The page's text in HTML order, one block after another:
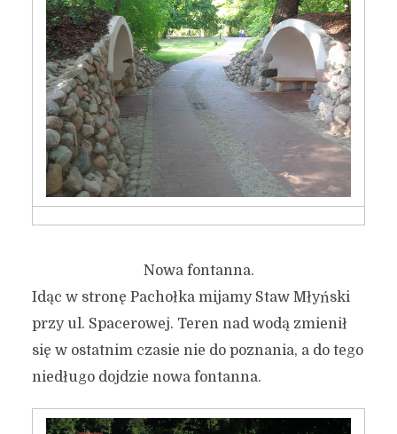
Nowa fontanna.
Idąc w stronę Pachołka mijamy Staw Młyński
przy ul. Spacerowej. Teren nad wodą zmienił
się w ostatnim czasie nie do poznania, a do tego
niedługo dojdzie nowa fontanna.